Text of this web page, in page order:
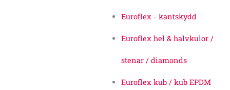
Euroflex - kantskydd
Euroflex hel & halvkulor /
stenar / diamonds
Euroflex kub / kub EPDM